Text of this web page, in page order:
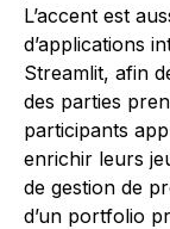
L’accent est
d’applications
Streamlit, afin
des parties
participants
enrichir leurs
de gestion de
d’un portfolio